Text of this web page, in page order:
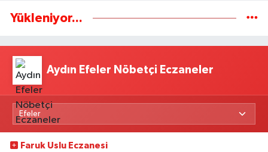
Yükleniyor...
Aydın Efeler Nöbetçi Eczaneler
Faruk Uslu Eczanesi